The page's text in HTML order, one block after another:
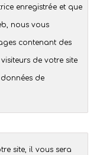
enregistré·e et que
nous vous
contenant des
de votre site
de
site, il vous sera